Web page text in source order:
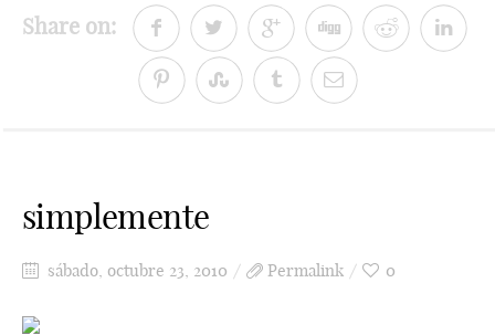
Share on:
simplemente
sábado, octubre 23, 2010 Permalink 0